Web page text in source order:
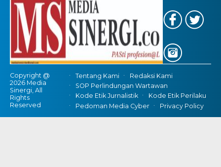
Copyright @
2026 Media
Sinergi, All
Rights
Reserved
Tentang Kami
Redaksi Kami
SOP Perlindungan Wartawan
Kode Etik Jurnalistik
Kode Etik Perilaku
Pedoman Media Cyber
Privacy Policy